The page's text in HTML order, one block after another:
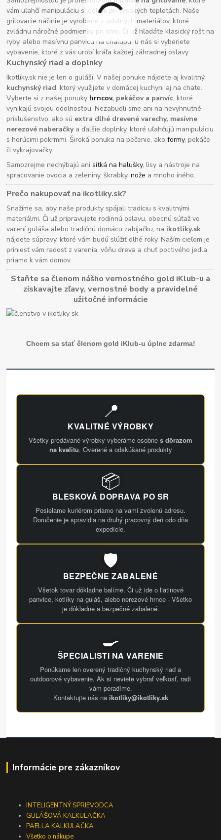
vám uľahčí manipuláciu s jedlom pri vysokých teplotách. Naše
grilovacie náčinie je vyrobené z odolných materiálov, ktoré
zvládnu náročné podmienky pri ohni. Či už hľadáte klasický rošt na
ryby, alebo masívnu panvicu na chalupu, u nás si vyberiete
vybavenie, ktoré z vás urobí kráľa každej záhradnej oslavy.
Kuchynský riad a doplnky
Ikotliky.sk nie je len o guláši. V našej ponuke nájdete aj kvalitný
kuchynský riad, ktorý využijete v domácej kuchyni aj na chate.
Vyberte si z našej ponuky hrncov, pekáčov a panvíc, ktoré
vynikajú svojou odolnosťou. Nezabudli sme ani na nevyhnutné
príslušenstvo, ako sú extra dlhé drevené varechy, masívne
nerezové naberačkya ďalšie doplnky, ktoré uľahčujú manipuláciu
s horúcimi pokrmmi. Široká ponuka na pečenie, akoformy, pekáče
či vykrajovačky.
Samozrejme nechýbajú anisitká na halušky, lisy a nástroje na
spracovanie ovocia a zeleniny, škrabky,nože a mnoho iného.
Prečo nakupovať na ikotliky.sk?
Snažíme sa, aby naše produkty spájali tradíciu s kvalitnými
materiálmi. Či už pripravujete rodinnú oslavu, obecnú súťaž vo
varení guláša alebo tradičnú domácu zabíjačku, na ikotliky.sk
nájdete súpravy, ktoré vám budú slúžiť dlhé roky. Naším cieľom je
priniesť vám radosť z varenia, vôňu dreva a chuť poctivého jedla
priamo k vám domov.
Staňte sa členom nášho vernostného gold iKlub-u a
získavajte zľavy, vernostné body a pravidelné
užitočné informácie
Chcem sa stať členom gold iKlub-u úplne zdarma!
📍
KVALITNÉ VÝROBKY
Všetky predávané výrobky vyberáme osobne s dôrazom
na kvalitu. Overené a odskúšané produkty
📦
BLESKOVÁ DOPRAVA PO SR
Posielame kuriérom priamo na vami zvolenú adresu.
Doručenie je spravidla na druhý pracovný deň odo dňa
expedície.
🛡️
BEZPEČNE ZABALENÉ
Všetok tovar dôkladne balíme. Či už ide o liatinové
panvice, kotlíky na guláš, alebo nerezové hrnce - Všetko
je dôkladne a bezpečné zabalené.
🍳
ŠPECIALISTI NA VARENIE
Ponúkame len overený tradičný kuchynský riad a
outdoorové vybavenie. Ak si neviete vybrať veľkosť, radi
vám poradíme.
Kontaktujte nás na ikotliky@ikotliky.sk
Informácie pre zákazníkov
INTELIGENTNÝ SPRIEVODCA
GULÁŠOVÁ KALKULAČKA
PAELLA KALKULAČKA
Všetko o nákupe